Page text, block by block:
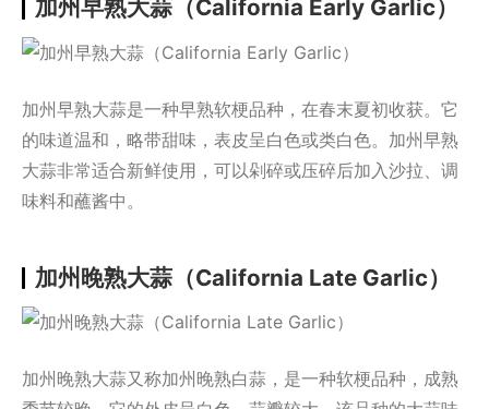
加州早熟大蒜（California Early Garlic）
加州早熟大蒜是一种早熟软梗品种，在春末夏初收获。它
的味道温和，略带甜味，表皮呈白色或类白色。加州早熟
大蒜非常适合新鲜使用，可以剁碎或压碎后加入沙拉、调
味料和蘸酱中。
加州晚熟大蒜（California Late Garlic）
加州晚熟大蒜又称加州晚熟白蒜，是一种软梗品种，成熟